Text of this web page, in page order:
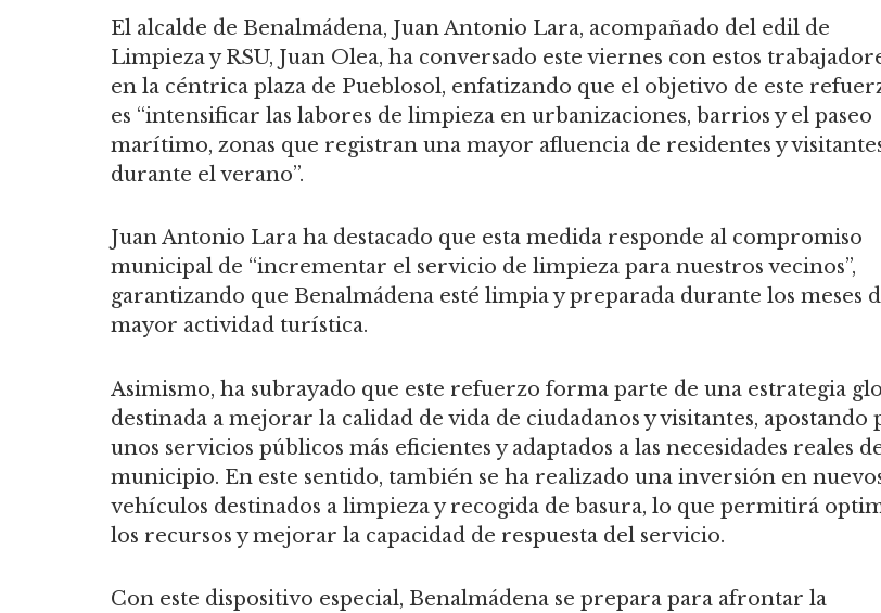
El alcalde de Benalmádena, Juan Antonio Lara, acompañado del edil de
Limpieza y RSU, Juan Olea, ha conversado este viernes con estos
en la céntrica plaza de Pueblosol, enfatizando que el objetivo de este
es “intensificar las labores de limpieza en urbanizaciones, barrios y el paseo
marítimo, zonas que registran una mayor afluencia de residentes y
durante el verano”.
Juan Antonio Lara ha destacado que esta medida responde al compromiso
municipal de “incrementar el servicio de limpieza para nuestros vecinos”,
garantizando que Benalmádena esté limpia y preparada durante los meses
mayor actividad turística.
Asimismo, ha subrayado que este refuerzo forma parte de una estrategia
destinada a mejorar la calidad de vida de ciudadanos y visitantes, apostando
unos servicios públicos más eficientes y adaptados a las necesidades reales
municipio. En este sentido, también se ha realizado una inversión en
vehículos destinados a limpieza y recogida de basura, lo que permitirá
los recursos y mejorar la capacidad de respuesta del servicio.
Con este dispositivo especial, Benalmádena se prepara para afrontar la